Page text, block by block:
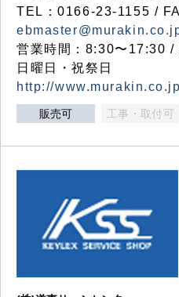
TEL：0166-23-1155 /
営業時間：8:30〜17:30 /
日曜日・祝祭日
http://www.murakin.co.jp
販売可 工事・取付可